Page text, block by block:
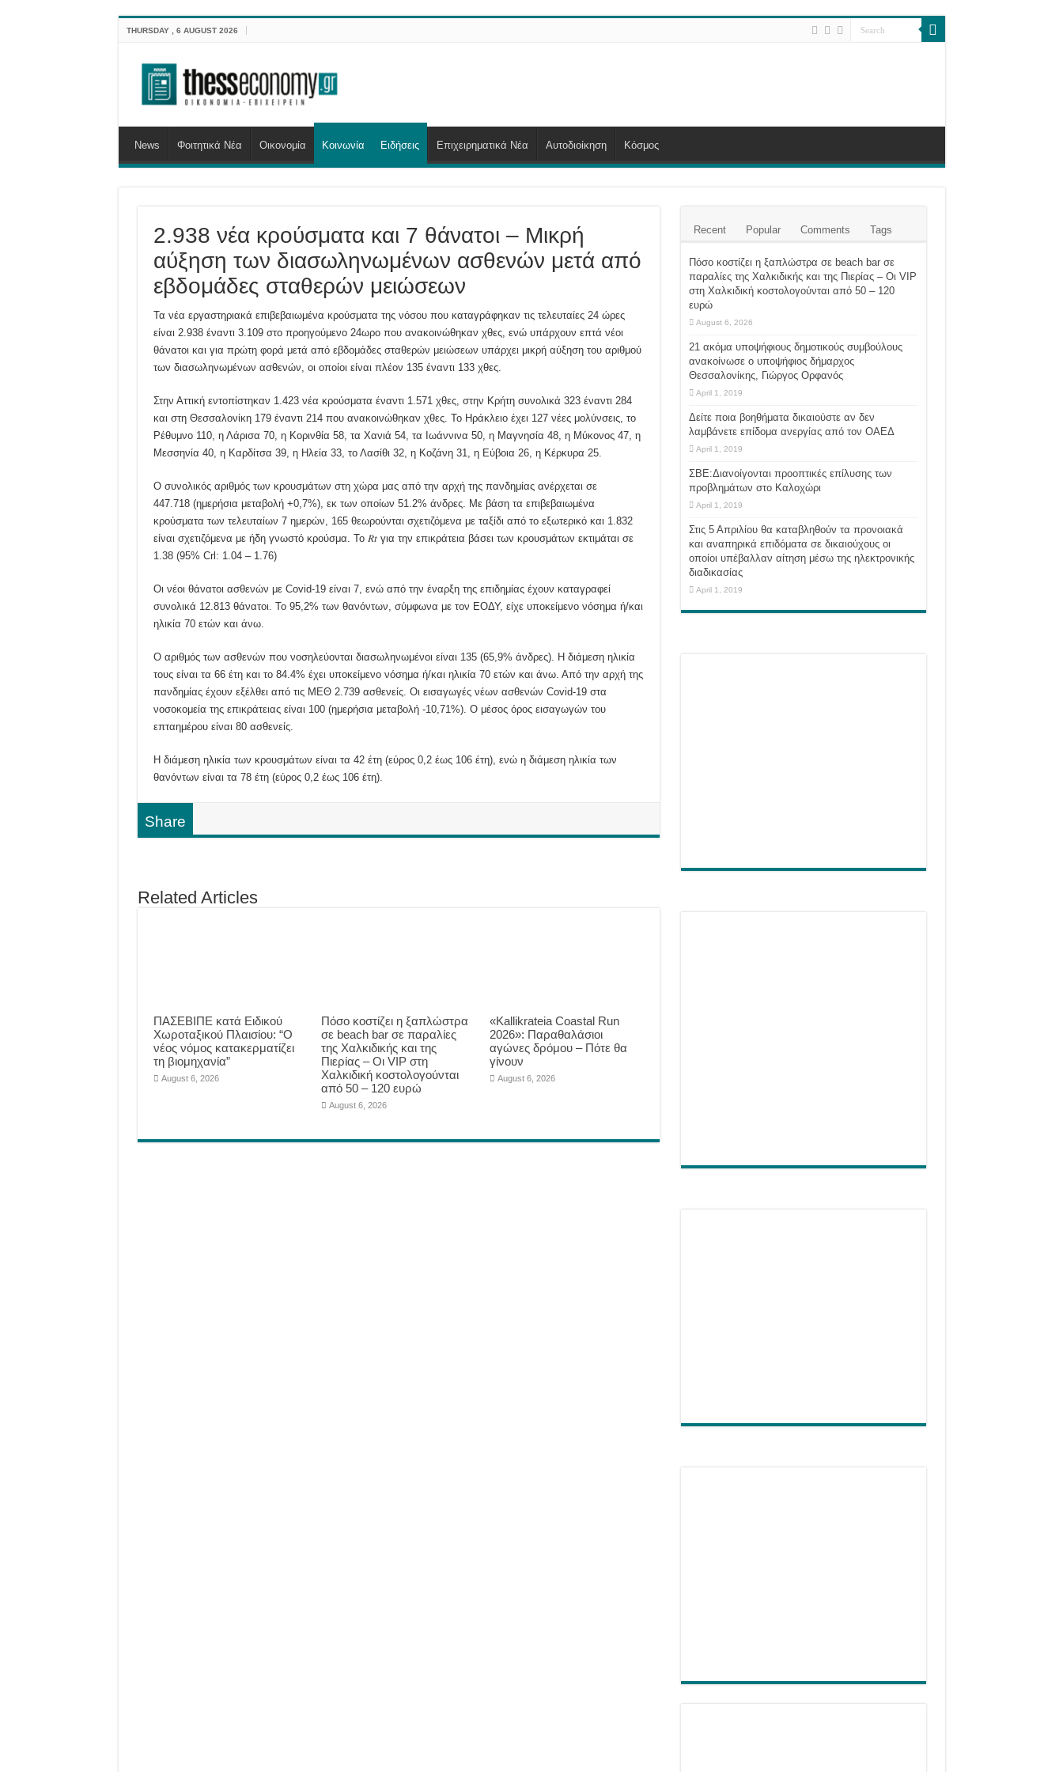
THURSDAY , 6 AUGUST 2026
News Φοιτητικά Νέα Οικονομία Κοινωνία Ειδήσεις Επιχειρηματικά Νέα Αυτοδιοίκηση Κόσμος
2.938 νέα κρούσματα και 7 θάνατοι – Μικρή
αύξηση των διασωληνωμένων ασθενών μετά από
εβδομάδες σταθερών μειώσεων
Τα νέα εργαστηριακά επιβεβαιωμένα κρούσματα της νόσου που καταγράφηκαν τις τελευταίες 24 ώρες
είναι 2.938 έναντι 3.109 στο προηγούμενο 24ωρο που ανακοινώθηκαν χθες, ενώ υπάρχουν επτά νέοι
θάνατοι και για πρώτη φορά μετά από εβδομάδες σταθερών μειώσεων υπάρχει μικρή αύξηση του αριθμού
των διασωληνωμένων ασθενών, οι οποίοι είναι πλέον 135 έναντι 133 χθες.
Στην Αττική εντοπίστηκαν 1.423 νέα κρούσματα έναντι 1.571 χθες, στην Κρήτη συνολικά 323 έναντι 284
και στη Θεσσαλονίκη 179 έναντι 214 που ανακοινώθηκαν χθες. Το Ηράκλειο έχει 127 νέες μολύνσεις, το
Ρέθυμνο 110, η Λάρισα 70, η Κορινθία 58, τα Χανιά 54, τα Ιωάννινα 50, η Μαγνησία 48, η Μύκονος 47, η
Μεσσηνία 40, η Καρδίτσα 39, η Ηλεία 33, το Λασίθι 32, η Κοζάνη 31, η Εύβοια 26, η Κέρκυρα 25.
Ο συνολικός αριθμός των κρουσμάτων στη χώρα μας από την αρχή της πανδημίας ανέρχεται σε
447.718 (ημερήσια μεταβολή +0,7%), εκ των οποίων 51.2% άνδρες. Με βάση τα επιβεβαιωμένα
κρούσματα των τελευταίων 7 ημερών, 165 θεωρούνται σχετιζόμενα με ταξίδι από το εξωτερικό και 1.832
είναι σχετιζόμενα με ήδη γνωστό κρούσμα. To 𝑅𝑡 για την επικράτεια βάσει των κρουσμάτων εκτιμάται σε
1.38 (95% Crl: 1.04 – 1.76)
Οι νέοι θάνατοι ασθενών με Covid-19 είναι 7, ενώ από την έναρξη της επιδημίας έχουν καταγραφεί
συνολικά 12.813 θάνατοι. Το 95,2% των θανόντων, σύμφωνα με τον ΕΟΔΥ, είχε υποκείμενο νόσημα ή/και
ηλικία 70 ετών και άνω.
Ο αριθμός των ασθενών που νοσηλεύονται διασωληνωμένοι είναι 135 (65,9% άνδρες). Η διάμεση ηλικία
τους είναι τα 66 έτη και τo 84.4% έχει υποκείμενο νόσημα ή/και ηλικία 70 ετών και άνω. Από την αρχή της
πανδημίας έχουν εξέλθει από τις ΜΕΘ 2.739 ασθενείς. Οι εισαγωγές νέων ασθενών Covid-19 στα
νοσοκομεία της επικράτειας είναι 100 (ημερήσια μεταβολή -10,71%). Ο μέσος όρος εισαγωγών του
επταημέρου είναι 80 ασθενείς.
Η διάμεση ηλικία των κρουσμάτων είναι τα 42 έτη (εύρος 0,2 έως 106 έτη), ενώ η διάμεση ηλικία των
θανόντων είναι τα 78 έτη (εύρος 0,2 έως 106 έτη).
Share
Related Articles
ΠΑΣΕΒΙΠΕ κατά Ειδικού
Χωροταξικού Πλαισίου: “Ο
νέος νόμος κατακερματίζει
τη βιομηχανία”
August 6, 2026
Πόσο κοστίζει η ξαπλώστρα
σε beach bar σε παραλίες
της Χαλκιδικής και της
Πιερίας – Οι VIP στη
Χαλκιδική κοστολογούνται
από 50 – 120 ευρώ
August 6, 2026
«Kallikrateia Coastal Run
2026»: Παραθαλάσιοι
αγώνες δρόμου – Πότε θα
γίνουν
August 6, 2026
Recent Popular Comments Tags
Πόσο κοστίζει η ξαπλώστρα σε beach bar σε
παραλίες της Χαλκιδικής και της Πιερίας – Οι VIP
στη Χαλκιδική κοστολογούνται από 50 – 120
ευρώ
August 6, 2026
21 ακόμα υποψήφιους δημοτικούς συμβούλους
ανακοίνωσε ο υποψήφιος δήμαρχος
Θεσσαλονίκης, Γιώργος Ορφανός
April 1, 2019
Δείτε ποια βοηθήματα δικαιούστε αν δεν
λαμβάνετε επίδομα ανεργίας από τον ΟΑΕΔ
April 1, 2019
ΣΒΕ:Διανοίγονται προοπτικές επίλυσης των
προβλημάτων στο Καλοχώρι
April 1, 2019
Στις 5 Απριλίου θα καταβληθούν τα προνοιακά
και αναπηρικά επιδόματα σε δικαιούχους οι
οποίοι υπέβαλλαν αίτηση μέσω της ηλεκτρονικής
διαδικασίας
April 1, 2019